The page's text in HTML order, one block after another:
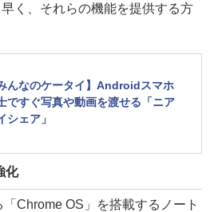
く、それらの機能を提供する方
みんなのケータイ】Androidスマホ
ですぐ写真や動画を渡せる「ニア
シェア」
化
Chrome OS」を搭載するノート